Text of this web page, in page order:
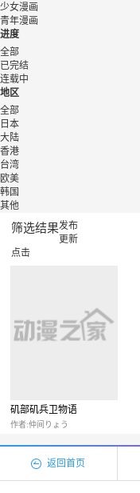
少女漫画
青年漫画
进度
全部
已完结
连载中
地区
全部
日本
大陆
香港
台湾
欧美
韩国
其他
筛选结果发布
更新
点击
矶部矶兵卫物语
作者:仲间りょう
返回首页